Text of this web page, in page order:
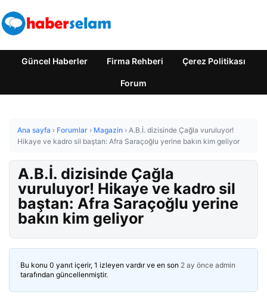
Güncel Haberler Firma Rehberi Çerez Politikası
Forum
Ana sayfa › Forumlar › Magazin › A.B.İ. dizisinde Çağla vuruluyor!
Hikaye ve kadro sil baştan: Afra Saraçoğlu yerine bakın kim geliyor
A.B.İ. dizisinde Çağla
vuruluyor! Hikaye ve kadro sil
baştan: Afra Saraçoğlu yerine
bakın kim geliyor
Bu konu 0 yanıt içerir, 1 izleyen vardır ve en son 2 ay önce admin
tarafından güncellenmiştir.